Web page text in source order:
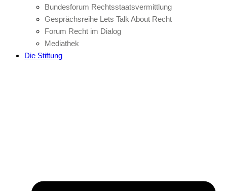
Bundesforum Rechtsstaatsvermittlung
Gesprächsreihe Lets Talk About Recht
Forum Recht im Dialog
Mediathek
Die Stiftung